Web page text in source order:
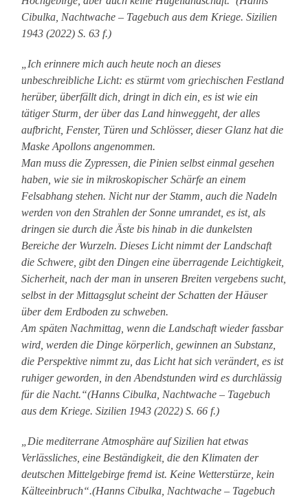
Cibulka, Nachtwache – Tagebuch aus dem Kriege. Sizilien
1943 (2022) S. 63 f.)
„Ich erinnere mich auch heute noch an dieses
unbeschreibliche Licht: es stürmt vom griechischen Festland
herüber, überfällt dich, dringt in dich ein, es ist wie ein
tätiger Sturm, der über das Land hinweggeht, der alles
aufbricht, Fenster, Türen und Schlösser, dieser Glanz hat die
Maske Apollons angenommen.
Man muss die Zypressen, die Pinien selbst einmal gesehen
haben, wie sie in mikroskopischer Schärfe an einem
Felsabhang stehen. Nicht nur der Stamm, auch die Nadeln
werden von den Strahlen der Sonne umrandet, es ist, als
dringen sie durch die Äste bis hinab in die dunkelsten
Bereiche der Wurzeln. Dieses Licht nimmt der Landschaft
die Schwere, gibt den Dingen eine überragende Leichtigkeit,
Sicherheit, nach der man in unseren Breiten vergebens sucht,
selbst in der Mittagsglut scheint der Schatten der Häuser
über dem Erdboden zu schweben.
Am späten Nachmittag, wenn die Landschaft wieder fassbar
wird, werden die Dinge körperlich, gewinnen an Substanz,
die Perspektive nimmt zu, das Licht hat sich verändert, es ist
ruhiger geworden, in den Abendstunden wird es durchlässig
für die Nacht.“(Hanns Cibulka, Nachtwache – Tagebuch
aus dem Kriege. Sizilien 1943 (2022) S. 66 f.)
„Die mediterrane Atmosphäre auf Sizilien hat etwas
Verlässliches, eine Beständigkeit, die den Klimaten der
deutschen Mittelgebirge fremd ist. Keine Wetterstürze, kein
Kälteeinbruch“.(Hanns Cibulka, Nachtwache – Tagebuch